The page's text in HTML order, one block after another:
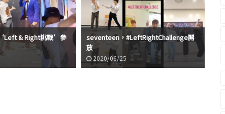
& Right挑戰’參
seventeen，#LeftRightChallenge開
放
2020/06/25